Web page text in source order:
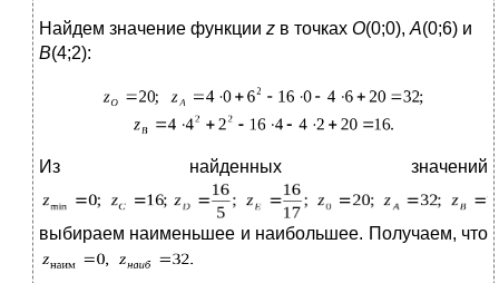
Найдем значение функции z в точках О(0;0), А(0;6) и
В(4;2):
Из найденных значений
выбираем наименьшее и наибольшее. Получаем, что